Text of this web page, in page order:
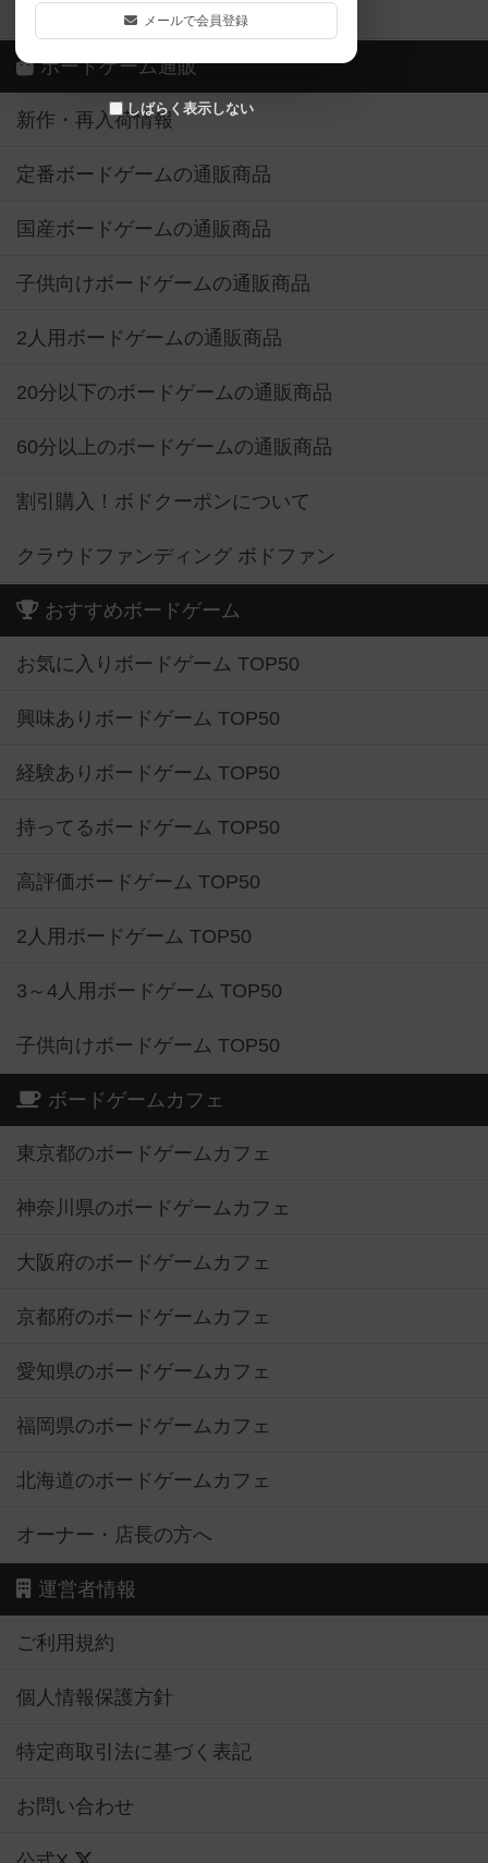
メールで会員登録
しばらく表示しない
ボドゲーマご利用案内
ボードゲーム通販
新作・再入荷情報
定番ボードゲームの通販商品
国産ボードゲームの通販商品
子供向けボードゲームの通販商品
2人用ボードゲームの通販商品
20分以下のボードゲームの通販商品
60分以上のボードゲームの通販商品
割引購入！ボドクーポンについて
クラウドファンディング ボドファン
おすすめボードゲーム
お気に入りボードゲーム TOP50
興味ありボードゲーム TOP50
経験ありボードゲーム TOP50
持ってるボードゲーム TOP50
高評価ボードゲーム TOP50
2人用ボードゲーム TOP50
3～4人用ボードゲーム TOP50
子供向けボードゲーム TOP50
ボードゲームカフェ
東京都のボードゲームカフェ
神奈川県のボードゲームカフェ
大阪府のボードゲームカフェ
京都府のボードゲームカフェ
愛知県のボードゲームカフェ
福岡県のボードゲームカフェ
北海道のボードゲームカフェ
オーナー・店長の方へ
運営者情報
ご利用規約
個人情報保護方針
特定商取引法に基づく表記
お問い合わせ